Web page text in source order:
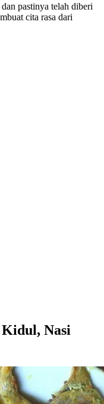
pastinya telah diberi
cita rasa dari
Nasi